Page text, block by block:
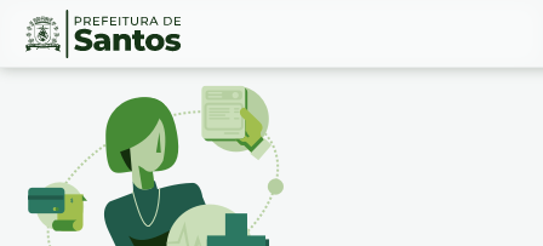
Ir
Conteúdo